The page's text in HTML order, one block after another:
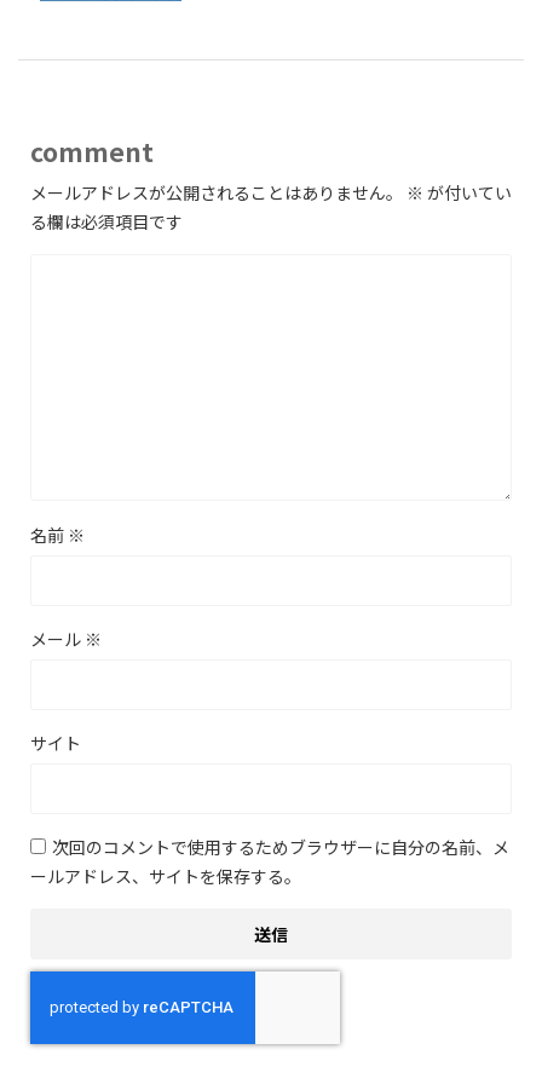
comment
メールアドレスが公開されることはありません。 ※ が付いてい
る欄は必須項目です
名前 ※
メール ※
サイト
次回のコメントで使用するためブラウザーに自分の名前、メ
ールアドレス、サイトを保存する。